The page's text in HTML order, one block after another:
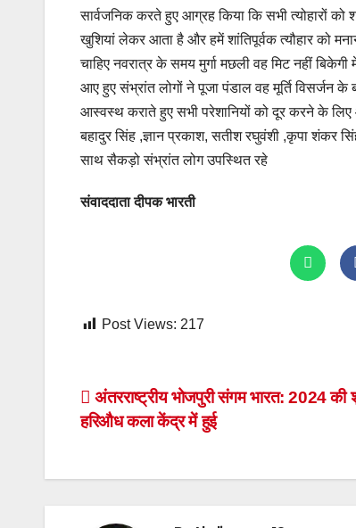
सार्वजनिक करते हुए आग्रह किया कि सभी त्योहारों को
खुशियां लेकर आता है और हमें शांतिपूर्वक त्यौहार को
चाहिए नवरात्र के समय मुर्गा मछली वह मिट नहीं
आए हुए संभ्रांत लोगों ने पूजा पंडाल वह मूर्ति विसर्जन
आस्वस्थ कराते हुए सभी परेशानियों को दूर करने के लिए
बहादुर सिंह ,ज्ञान प्रकाश, सतीश रघुवंशी ,कृपा शंकर
साथ सैकड़ो संभ्रांत लोग उपस्थित रहे
संवाददाता दीपक भारती
Post Views: 217
Post
navigation
अंतरराष्ट्रीय भोजपुरी संगम भारत: 2024
हरिऔध कला केंद्र में हुई